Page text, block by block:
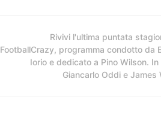
Rivivi l'ultima puntata
FootballCrazy, programma condotto da
Iorio e dedicato a Pino Wilson.
Giancarlo Oddi e James